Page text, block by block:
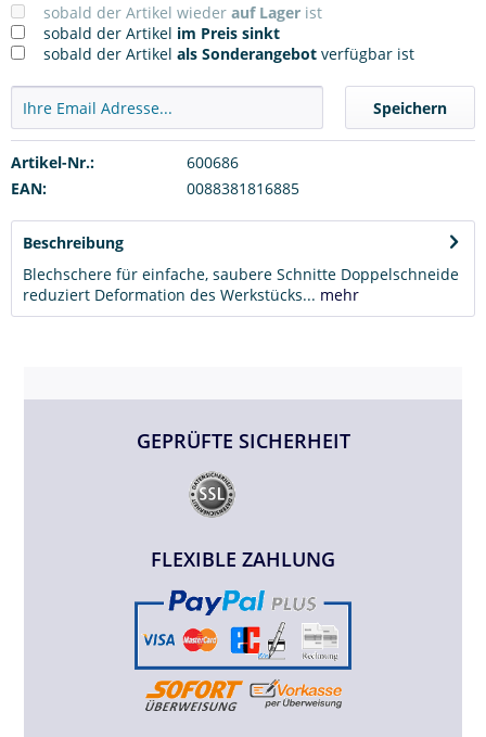
sobald der Artikel wieder auf Lager ist
sobald der Artikel im Preis sinkt
sobald der Artikel als Sonderangebot verfügbar ist
Speichern
Artikel-Nr.:
600686
EAN:
0088381816885
Beschreibung
Blechschere für einfache, saubere Schnitte Doppelschneide
reduziert Deformation des Werkstücks... mehr
GEPRÜFTE SICHERHEIT
FLEXIBLE ZAHLUNG